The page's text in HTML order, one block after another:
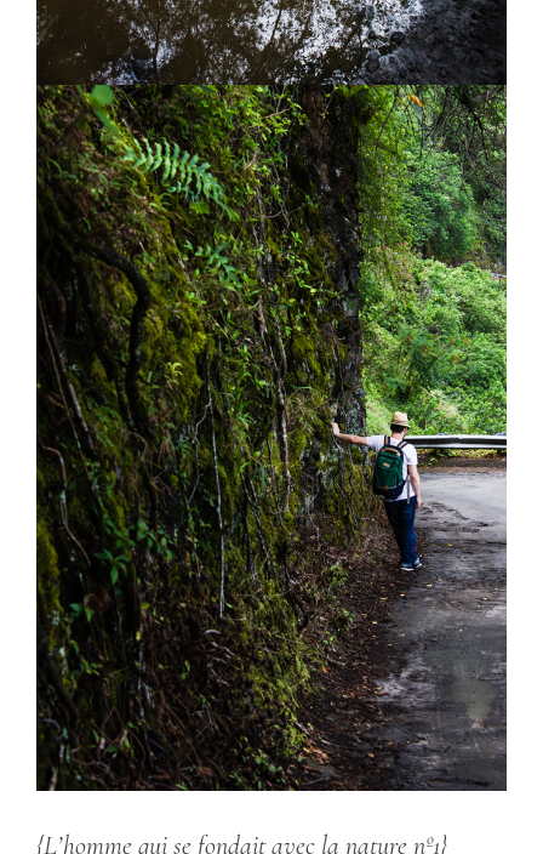
{L’homme qui se fondait avec la nature nº1}